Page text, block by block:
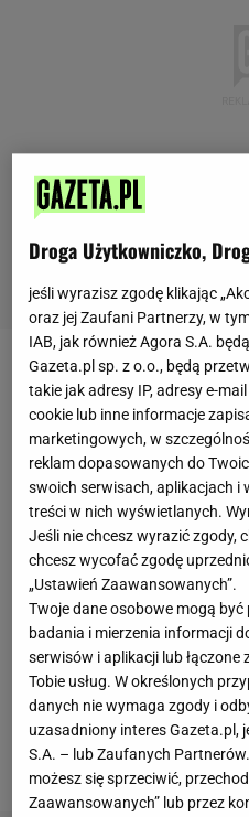
Zobacz wideo
Składniki:
1banan
1 łyżeczka ekstraktu z
300 g lodów
200 g gęstego
250 ml mleka
2 łyżki miodu
kilka kostek lodu
szczypta soli
bita śmietana
kandyzowana wisienka
Droga Użytkowniczko,
jeśli wyrazisz zgodę klikając
oraz jej Zaufani Partnerzy, w
IAB, jak również Agora S.A.
Gazeta.pl sp. z o.o., będą
takie jak adresy IP, adresy e-
cookie lub inne informacje
marketingowych, w
reklam dopasowanych do
swoich serwisach, aplikacjach i
treści w nich wyświetlanych.
Jeśli nie chcesz wyrazić zgody,
chcesz wycofać zgodę
„Ustawień Zaawansowanych”.
Twoje dane osobowe mogą
badania i mierzenia informacji
serwisów i aplikacji lub
Tobie usług. W określonych
danych nie wymaga zgody i
uzasadniony interes Gazeta.pl,
S.A. – lub Zaufanych
możesz się sprzeciwić,
Zaawansowanych” lub przez